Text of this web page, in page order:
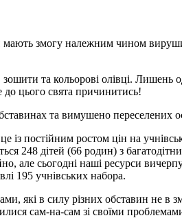
мають змогу належним чином
та кольорові олівці.
до цього свята причинитись!
та вимушено переселених
постійним ростом цін на
248 дітей (66 родин) з
але сьогодні наші ресурси
195 учнівських набора.
які в силу різних обставин не в
сам-на-сам зі своїми